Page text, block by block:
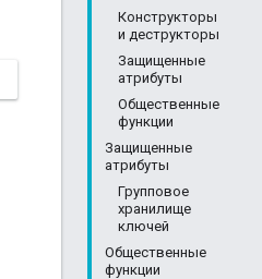
Конструкторы
и деструкторы
Защищенные
атрибуты
Общественные
функции
Защищенные
атрибуты
Групповое
хранилище
ключей
Общественные
функции